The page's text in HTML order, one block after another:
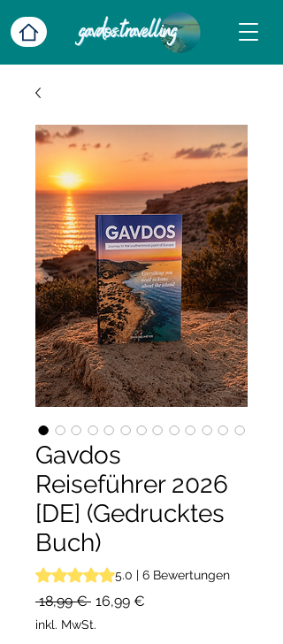
Gavdos
Reiseführer 2026
[DE] (Gedrucktes
Buch)
Das Rating beträgt 5.0 von fünf
5.0 | 6 Bewertungen
18,99 € Standardpreis
16,99 €
inkl. MwSt.